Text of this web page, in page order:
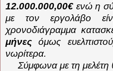
12.000.000,00€ενώ η
με τον εργολάβο
χρονοδιάγραμμα
μήνες όμως
νωρίτερα.
Σύμφωνα με τη μελέτη